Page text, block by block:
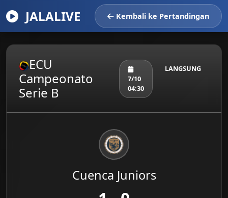
JALALIVE Kembali ke Pertandingan
ECU
Campeonato
Serie B
7/10
04:30
LANGSUNG
Cuenca Juniors